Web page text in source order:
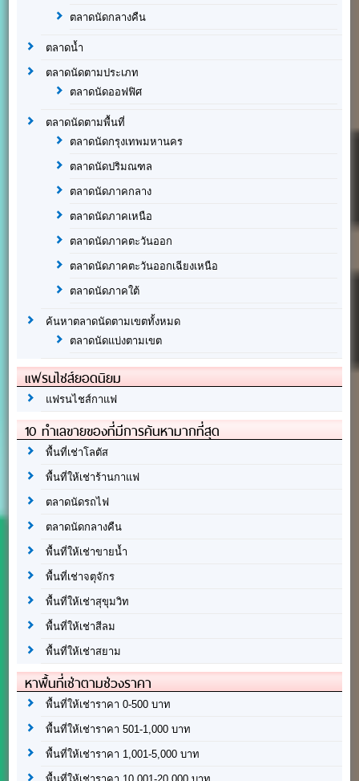
ตลาดนัดกลางคืน
ตลาดน้ำ
ตลาดนัดตามประเภท
ตลาดนัดออฟฟิศ
ตลาดนัดตามพื้นที่
ตลาดนัดกรุงเทพมหานคร
ตลาดนัดปริมณฑล
ตลาดนัดภาคกลาง
ตลาดนัดภาคเหนือ
ตลาดนัดภาคตะวันออก
ตลาดนัดภาคตะวันออกเฉียงเหนือ
ตลาดนัดภาคใต้
ค้นหาตลาดนัดตามเขตทั้งหมด
ตลาดนัดแบ่งตามเขต
แฟรนไชส์ยอดนิยม
แฟรนไชส์กาแฟ
10 ทำเลขายของที่มีการค้นหามากที่สุด
พื้นที่เช่าโลตัส
พื้นที่ให้เช่าร้านกาแฟ
ตลาดนัดรถไฟ
ตลาดนัดกลางคืน
พื้นที่ให้เช่าขายน้ำ
พื้นที่เช่าจตุจักร
พื้นที่ให้เช่าสุขุมวิท
พื้นที่ให้เช่าสีลม
พื้นที่ให้เช่าสยาม
หาพื้นที่เช่าตามช่วงราคา
พื้นที่ให้เช่าราคา 0-500 บาท
พื้นที่ให้เช่าราคา 501-1,000 บาท
พื้นที่ให้เช่าราคา 1,001-5,000 บาท